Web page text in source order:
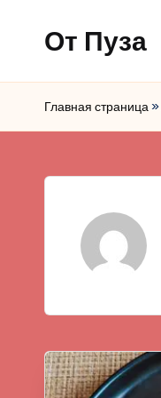
Перейти
содержимому
От Пуза
очень
вкусные
рецепты!
Главная страница»